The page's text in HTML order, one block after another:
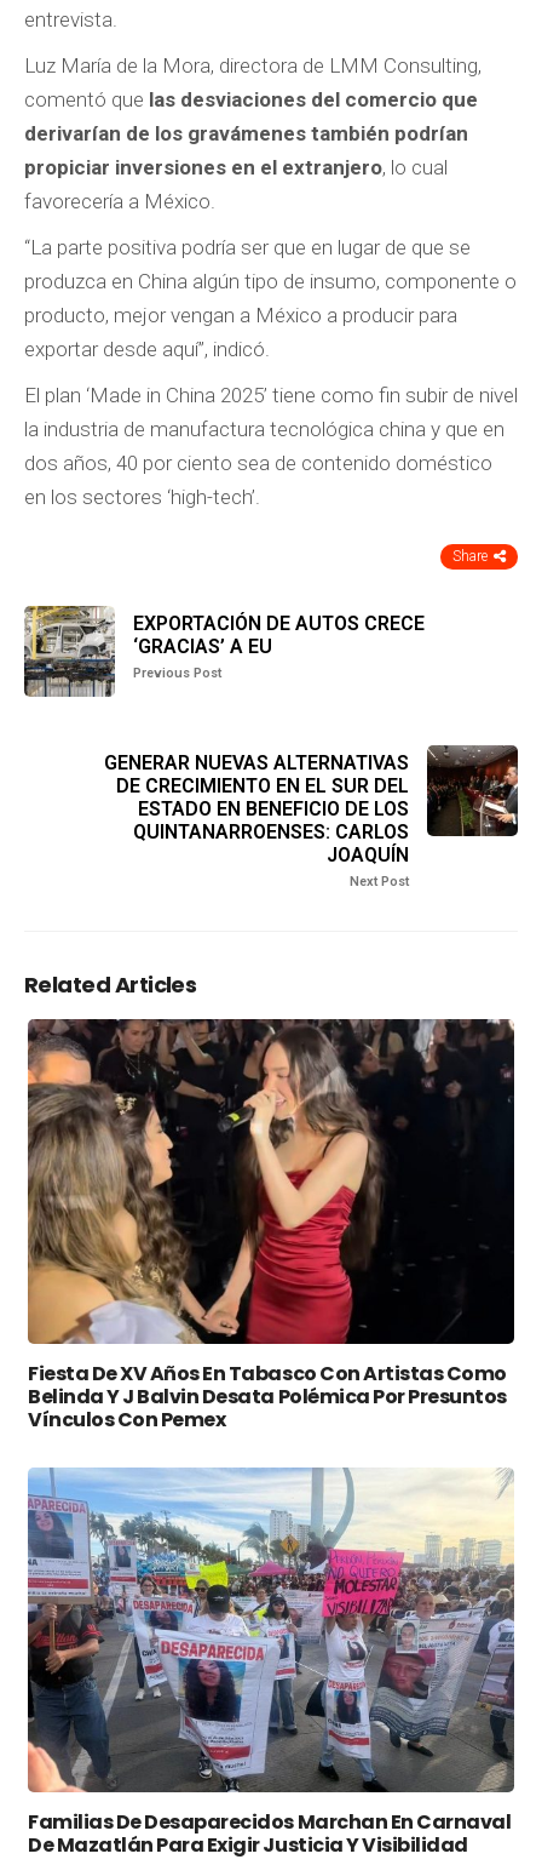
entrevista.
Luz María de la Mora, directora de LMM Consulting,
comentó que las desviaciones del comercio que
derivarían de los gravámenes también podrían
propiciar inversiones en el extranjero, lo cual
favorecería a México.
“La parte positiva podría ser que en lugar de que se
produzca en China algún tipo de insumo, componente o
producto, mejor vengan a México a producir para
exportar desde aquí”, indicó.
El plan ‘Made in China 2025’ tiene como fin subir de nivel
la industria de manufactura tecnológica china y que en
dos años, 40 por ciento sea de contenido doméstico
en los sectores ‘high-tech’.
Share
EXPORTACIÓN DE AUTOS CRECE
‘GRACIAS’ A EU
Previous Post
GENERAR NUEVAS ALTERNATIVAS
DE CRECIMIENTO EN EL SUR DEL
ESTADO EN BENEFICIO DE LOS
QUINTANARROENSES: CARLOS
JOAQUÍN
Next Post
Related Articles
Fiesta De XV Años En Tabasco Con Artistas Como
Belinda Y J Balvin Desata Polémica Por Presuntos
Vínculos Con Pemex
Familias De Desaparecidos Marchan En Carnaval
De Mazatlán Para Exigir Justicia Y Visibilidad